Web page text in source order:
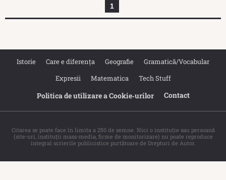
1
Istorie Care e diferența Geografie
Gramatică/Vocabular
Expresii
Matematica Tech Stuff
Politica de utilizare a Cookie‐urilor Contact
Citarea se poate face în limita a 250 de semne. Nici o instituţie sau persoană
(site-uri, instituţii mass-media, firme de monitorizare) nu poate reproduce
integral scrierile publicistice purtătoare de Drepturi de Autor.